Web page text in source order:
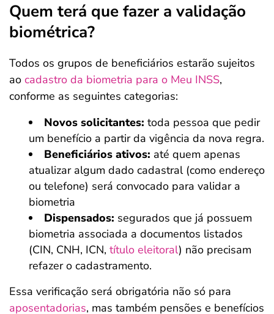
Quem terá que fazer a validação
biométrica?
Todos os grupos de beneficiários estarão sujeitos
ao cadastro da biometria para o Meu INSS,
conforme as seguintes categorias:
Novos solicitantes: toda pessoa que pedir
um benefício a partir da vigência da nova regra.
Beneficiários ativos: até quem apenas
atualizar algum dado cadastral (como endereço
ou telefone) será convocado para validar a
biometria
Dispensados: segurados que já possuem
biometria associada a documentos listados
(CIN, CNH, ICN, título eleitoral) não precisam
refazer o cadastramento.
Essa verificação será obrigatória não só para
aposentadorias, mas também pensões e benefícios